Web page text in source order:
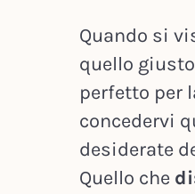
Quando si
quello
perfetto per
concedervi
desiderate
Quello che